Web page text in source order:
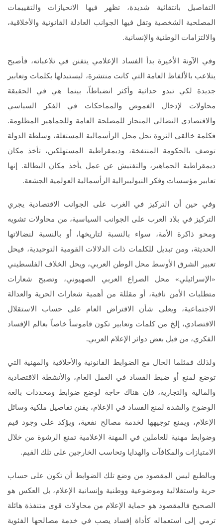
التفاصيل بانتقائية شديدة، تظهر فيها الانحيازات والتقييمات
المصلحية الشخصية وتقل فيها الجوانب العادلة القانونية والأخلاقية،
والالتزامات الوطنية والإنسانية.
وفي الآونة الأخيرة بدأ الفساد الإعلامي يتفنن في تلاعباته، فأصبح
يتلاعب بالألفاظ العامة التي كانت منتشرة، ليستبدلها بكلمات وتعابير
جديدة لكي تبدو حداثية وأكثر انضباطاً، بينما هي في الحقيقة
محاولات لإدخال الغموض والمماحكات في الفكر السياسي
والاقتصادي النضالي المنحاز للمصلحة العامة وللجماهير المظلومة.
فكلمة خالقي الثروة تحل محل الرأسمالية المستغلة، وسلطة الدولة
توصف بالحكومة المنتفخة، وديمقراطية المستهلكين، تأخذ مكان
ديمقراطية الجماهير، والتفتيش عن عمل يأخذ مكان البطالة. إنها
تعابير مؤسسات وفكر النيوليبرالية الرأسمالية العولمية الجشعة.
وفي حين أن التركيز في الغرب على الجوانب الاقتصادية يجري
التركيز في بلاد العرب على الجوانب السياسية، من محاولات تشويه
ومحو ذاكرة الأمة، سواء بالنسبة لتاريخها، أو بالنسبة لنضالاتها
الحديثة، ومن تبديل للكلمات ذات الدلالات القومية التوحيدية، فيحل
تعبير الشرق الأوسط محل الوطن العربي، ويحل الخلاف الفلسطيني
«الإسرائيلي» محل الصراع العربي الصهيوني، وتصبح شعارات
متطلبات الأمن نافية، أو مقللة من أهمية شعارات الحرية والعدالة
الاجتماعية، ويعلى شأن الاقتراض العام على حساب الاستقلال
الاقتصادي، إلخ من كلمات وتعابير تكون قاموساً خاصاً بعالم الإفساد
الفكري، من قبل بعض دوائر الإعلام العربي.
ولذلك فمثلما الحال مع الضوابط القانونية والأخلاقية والمهنية التي
توضع لمنع أو ضبط الفساد في العمل العام، والأنشطة الاقتصادية
والمالية والتجارية، فإن هناك حاجة لوضع ضوابط ومحددات بالغة
الوضوح والشدة لمنع الفساد في الإعلام، يقنن تفاصيل ملكية وسائل
الإعلام، ويمنع توجيهها لخدمة مصالح نفعية، ويؤكد على وجود قيم
وضوابط مهنية للعاملين في المهنة الإعلامية تمنع الرشوة من خلال
الامتيازات والمكافآت والهدايا وتحاسب الخارجين على تلك القيم.
وبالطبع ليس المقصود من وضع تلك الضوابط أن تكون على حساب
حرية واستقلالية وموضوعية ووطنية وإنسانية الإعلام، بل العكس هو
الصحيح فالمقصود هو حماية الإعلام من محاولات قوى متنفذة هائلة
ترمي إلى استعماله كأداة إفساد يصب في خدمة مصالحها الفئوية